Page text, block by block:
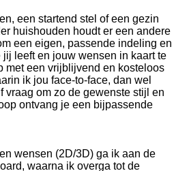
een startend stel of een gezin
huishouden houdt er een andere
een eigen, passende indeling en
leeft en jouw wensen in kaart te
met een vrijblijvend en kosteloos
ik jou face-to-face, dan wel
vraag om zo de gewenste stijl en
ontvang je een bijpassende
wensen (2D/3D) ga ik aan de
waarna ik overga tot de